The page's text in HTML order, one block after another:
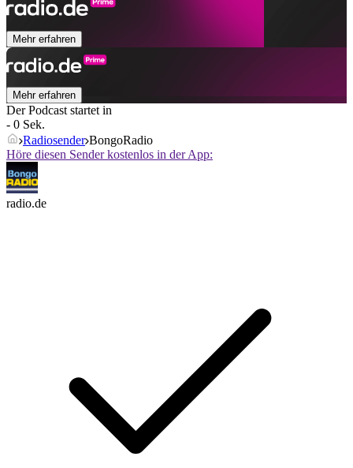
Mehr erfahren
Mehr erfahren
Der Podcast startet in
- 0 Sek.
Radiosender BongoRadio
Höre diesen Sender kostenlos in der App:
radio.de